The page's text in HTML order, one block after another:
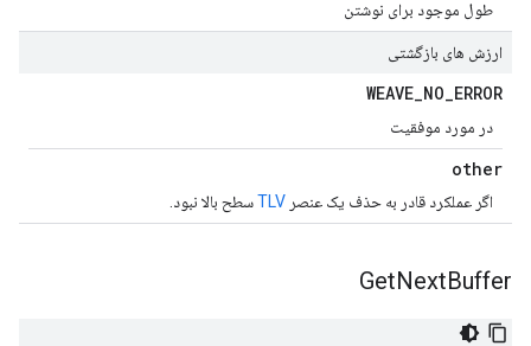
طول موجود برای نوشتن
ارزش های بازگشتی
WEAVE_NO_ERROR
در مورد موفقیت
other
اگر عملکرد قادر به حذف یک عنصر TLVسطح بالا نبود.
GetNextBuffer